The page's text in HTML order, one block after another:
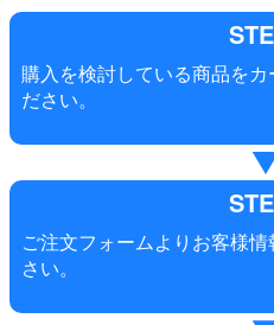
購入を検討している商品をカ
ださい。
ご注文フォームよりお客様
さい。